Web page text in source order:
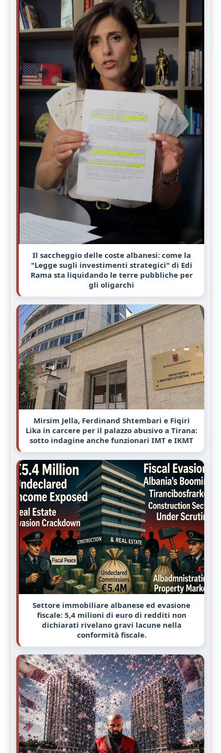
Il saccheggio delle coste albanesi: come la
"Legge sugli investimenti strategici" di Edi
Rama sta liquidando le terre pubbliche per
gli oligarchi
Mirsim Jella, Ferdinand Shtembari e Fiqiri
Lika in carcere per il palazzo abusivo a Tirana:
sotto indagine anche funzionari IMT e IKMT
Settore immobiliare albanese ed evasione
fiscale: 5,4 milioni di euro di redditi non
dichiarati rivelano gravi lacune nella
conformità fiscale.